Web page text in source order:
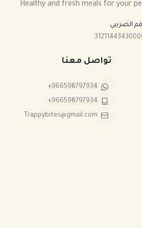
Healthy and fresh meals for your
الضريبي
تواصل معنا
+966598797934
+966598797934
Trappybites@gmail.com